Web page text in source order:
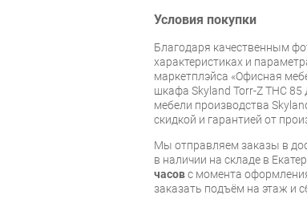
Условия покупки
Благодаря качественным
характеристиках и
маркетплэйса «Офисная
шкафа Skyland Torr-Z THC
мебели производства
скидкой и гарантией от
Мы отправляем заказы в
в наличии на складе в
часовс момента
заказать подъём на этаж и